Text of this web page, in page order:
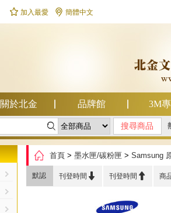
 加入最愛  簡體中文
關於北金 品牌館 3M

 首頁 > 墨水匣/碳粉匣 > Samsung
默認 刊登時間  刊登時間  商